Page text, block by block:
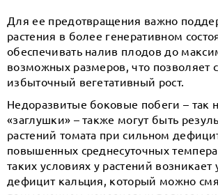
Для ее предотвращения важно
растения в более генеративном
обеспечивать налив плодов до
возможных размеров, что позволяет
избыточный вегетативный рост.
Недоразвитые боковые побеги – так
«заглушки» – также могут быть
растений томата при сильном
повышенных среднесуточных
таких условиях у растений возникает
дефицит кальция, который можно